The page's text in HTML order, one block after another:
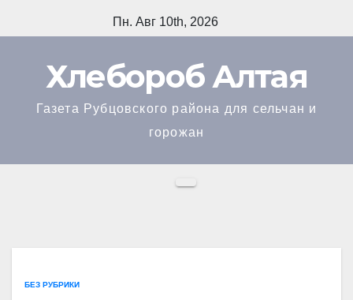
к
Пн. Авг 10th, 2026
Хлебороб Алтая
Газета Рубцовского района для сельчан и
горожан
БЕЗ РУБРИКИ